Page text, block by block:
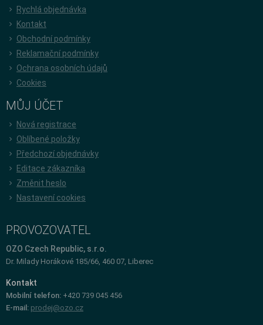
Rychlá objednávka
Kontakt
Obchodní podmínky
Reklamační podmínky
Ochrana osobních údajů
Cookies
MŮJ ÚČET
Nová registrace
Oblíbené položky
Předchozí objednávky
Editace zákazníka
Změnit heslo
Nastavení cookies
PROVOZOVATEL
OZO Czech Republic, s.r.o.
Dr. Milady Horákové 185/66, 460 07, Liberec
Kontakt
Mobilní telefon: +420 739 045 456
E-mail: prodej@ozo.cz